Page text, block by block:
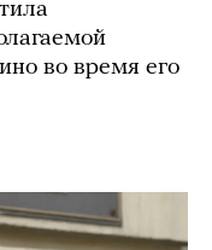
во время его